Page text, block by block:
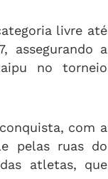
livre até
assegurando a
no torneio
com a
pelas ruas do
atletas, que